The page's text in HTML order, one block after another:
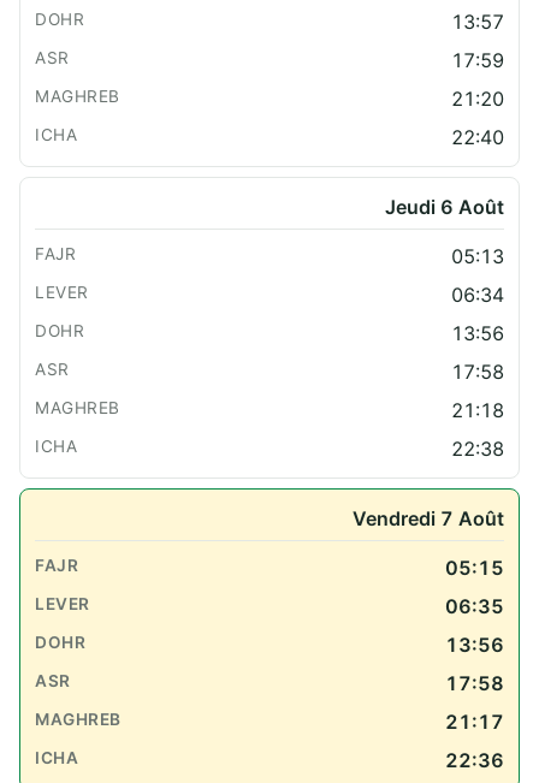
13:57
17:59
21:20
22:40
Jeudi 6 Août
05:13
06:34
13:56
17:58
21:18
22:38
Vendredi 7 Août
05:15
06:35
13:56
17:58
21:17
22:36